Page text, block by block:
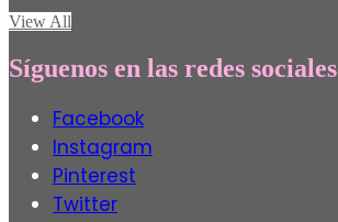
View All
Síguenos en las redes sociales
Facebook
Instagram
Pinterest
Twitter